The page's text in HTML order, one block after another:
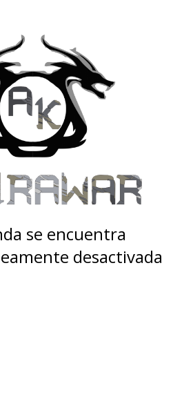
se encuentra
desactivada